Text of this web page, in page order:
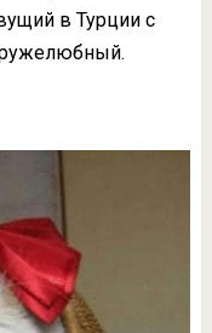
в Турции с